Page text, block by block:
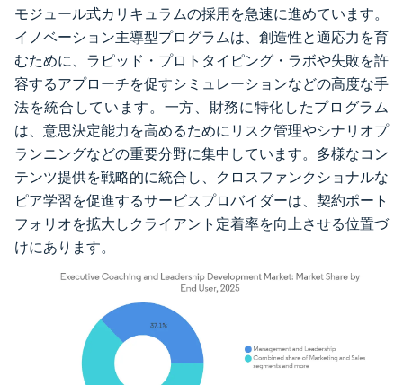
モジュール式カリキュラムの採用を急速に進めています。
イノベーション主導型プログラムは、創造性と適応力を育
むために、ラピッド・プロトタイピング・ラボや失敗を許
容するアプローチを促すシミュレーションなどの高度な手
法を統合しています。一方、財務に特化したプログラム
は、意思決定能力を高めるためにリスク管理やシナリオプ
ランニングなどの重要分野に集中しています。多様なコン
テンツ提供を戦略的に統合し、クロスファンクショナルな
ピア学習を促進するサービスプロバイダーは、契約ポート
フォリオを拡大しクライアント定着率を向上させる位置づ
けにあります。